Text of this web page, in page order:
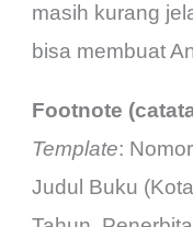
masih kurang
bisa membuat
Footnote
Template:
Judul Buku